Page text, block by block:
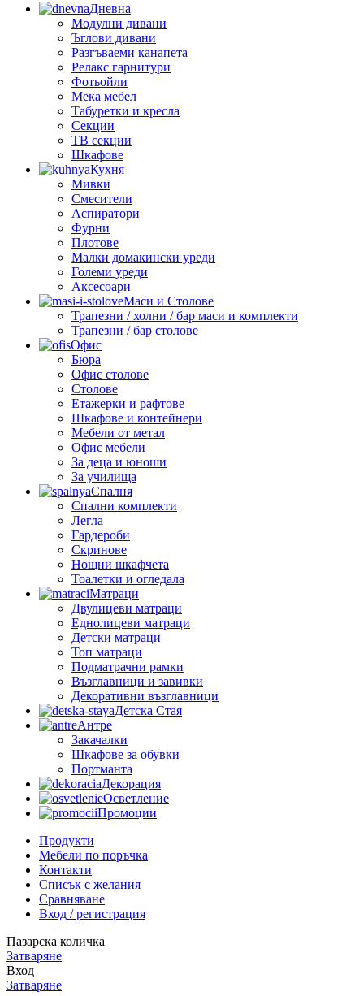
Дневна
Модулни дивани
Ъглови дивани
Разгъваеми канапета
Релакс гарнитури
Фотьойли
Мека мебел
Табуретки и кресла
Секции
ТВ секции
Шкафове
Кухня
Мивки
Смесители
Аспиратори
Фурни
Плотове
Малки домакински уреди
Големи уреди
Аксесоари
Маси и Столове
Трапезни / холни / бар маси и комплекти
Трапезни / бар столове
Офис
Бюра
Офис столове
Столове
Етажерки и рафтове
Шкафове и контейнери
Мебели от метал
Офис мебели
За деца и юноши
За училища
Спалня
Спални комплекти
Легла
Гардероби
Скринове
Нощни шкафчета
Тоалетки и огледала
Матраци
Двулицеви матраци
Еднолицеви матраци
Детски матраци
Топ матраци
Подматрачни рамки
Възглавници и завивки
Декоративни възглавници
Детска Стая
Антре
Закачалки
Шкафове за обувки
Портманта
Декорация
Осветление
Промоции
Продукти
Мебели по поръчка
Контакти
Списък с желания
Сравняване
Вход / регистрация
Пазарска количка
Затваряне
Вход
Затваряне